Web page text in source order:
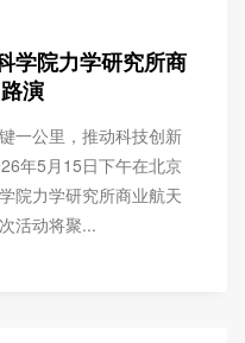
学院力学研究所商
演
一公里，推动科技创新
年5月15日下午在北京
院力学研究所商业航天
活动将聚...